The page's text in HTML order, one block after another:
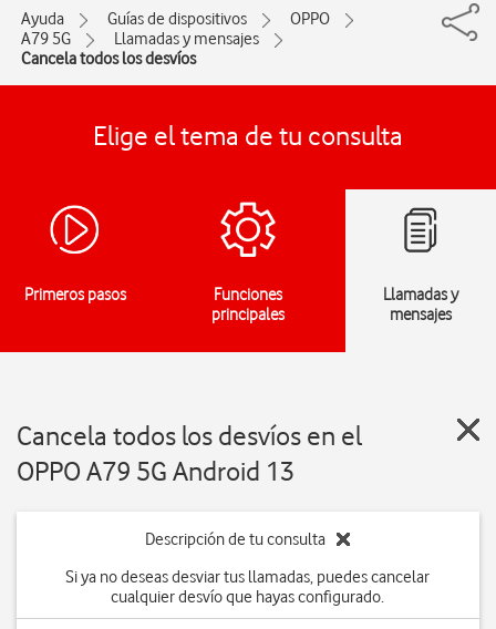
Ayuda Guías de dispositivos
OPPO
A79 5G
Llamadas y mensajes
Cancela todos los desvíos
Elige el tema de tu consulta
Primeros pasos
Funciones
principales
Llamadas y
mensajes
Cancela todos los desvíos en el
OPPO A79 5G Android 13
Descripción de tu consulta
Si ya no deseas desviar tus llamadas, puedes cancelar
cualquier desvío que hayas configurado.